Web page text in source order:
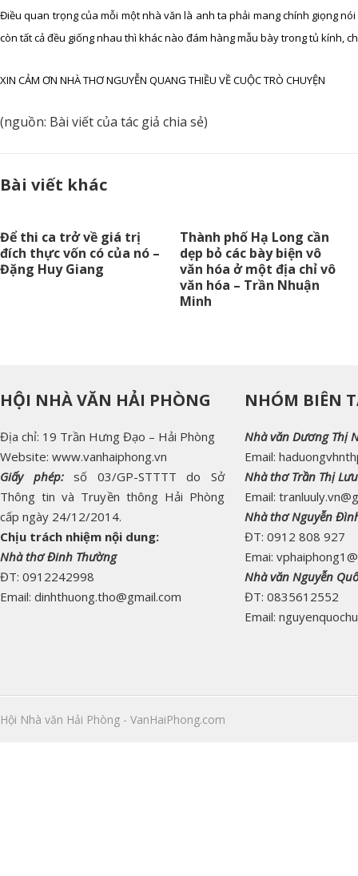
Điều quan trọng của mỗi một nhà văn là anh ta phải mang chính giọng
còn tất cả đều giống nhau thì khác nào đám hàng mẫu bày trong tủ kính,
XIN CẢM ƠN NHÀ THƠ NGUYỄN QUANG THIỀU VỀ CUỘC TRÒ CHUYỆN
(nguồn: Bài viết của tác giả chia sẻ)
Bài viết khác
Để thi ca trở về giá trị
đích thực vốn có của nó –
Đặng Huy Giang
Thành phố Hạ Long cần
dẹp bỏ các bày biện vô
văn hóa ở một địa chỉ vô
văn hóa – Trần Nhuận
Minh
HỘI NHÀ VĂN HẢI PHÒNG
Địa chỉ: 19 Trần Hưng Đạo – Hải Phòng
Website: www.vanhaiphong.vn
Giấy phép:
số 03/GP-STTTT do Sở
Thông tin và Truyền thông Hải Phòng
cấp ngày 24/12/2014.
Chịu trách nhiệm nội dung:
Nhà thơ Đinh Thường
ĐT: 0912242998
Email: dinhthuong.tho@gmail.com
NHÓM BIÊN
Nhà văn Dương Thị
Email:
Nhà thơ Trần Thị
Email:
Nhà thơ Nguyễn
ĐT: 0912 808 927
Emai:
Nhà văn Nguyễn
ĐT: 0835612552
Email:
Hội Nhà văn Hải Phòng - VanHaiPhong.com